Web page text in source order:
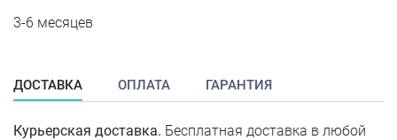
3-6 месяцев
ДОСТАВКА ОПЛАТА ГАРАНТИЯ
Курьерская доставка. Бесплатная доставка в любой